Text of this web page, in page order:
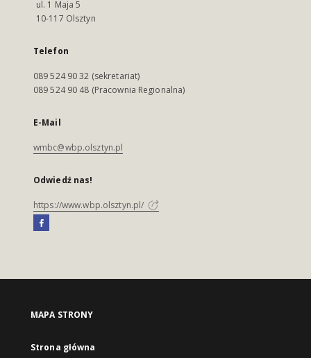
ul. 1 Maja 5
10-117 Olsztyn
Telefon
089 524 90 32 (sekretariat)
089 524 90 48 (Pracownia Regionalna)
E-Mail
wmbc@wbp.olsztyn.pl
Odwiedź nas!
https://www.wbp.olsztyn.pl/
MAPA STRONY
Strona główna